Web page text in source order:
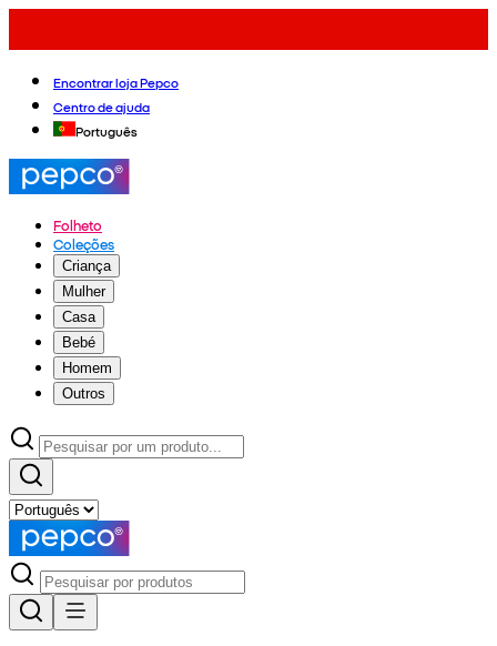
Encontrar loja Pepco
Centro de ajuda
Português
Folheto
Coleções
Criança
Mulher
Casa
Bebé
Homem
Outros